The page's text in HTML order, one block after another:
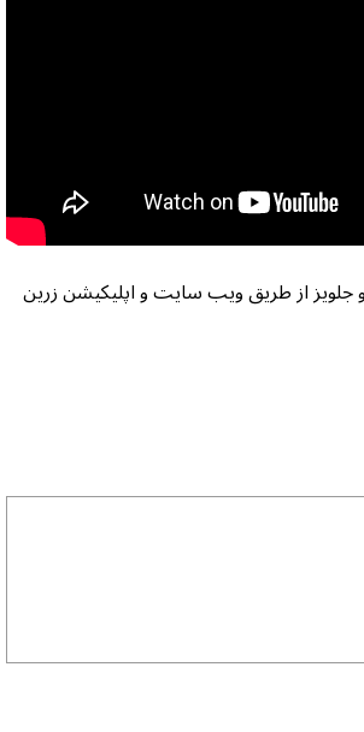
جلویز از طریق ویب سایت و اپلیکیشن زرین